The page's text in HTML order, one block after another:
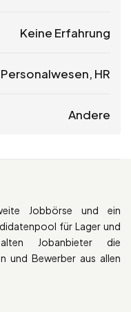
Keine Erfahrung
Personalwesen, HR
Andere
Jobbörse und ein
für Lager und
Jobanbieter die
und Bewerber aus allen